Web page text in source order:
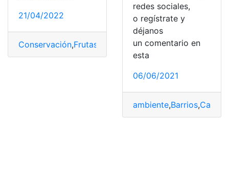
21/04/2022
Conservación,Frutas Productos,Refrigerar,Verduras
redes sociales,
o regístrate y
déjanos
un comentario en
esta
06/06/2021
ambiente,Barrios,